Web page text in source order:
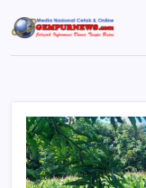
to
content
Gempur
News
Jelajah
Dunia